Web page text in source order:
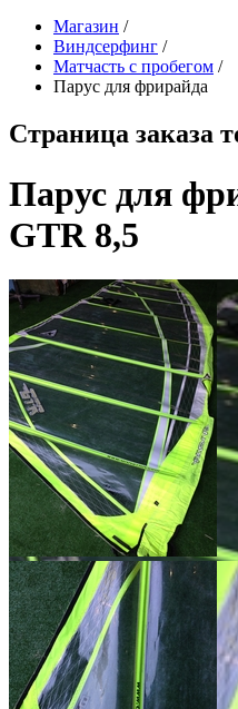
Магазин /
Виндсерфинг /
Матчасть с пробегом /
Парус для фрирайда
Страница заказа
Парус для
GTR 8,5